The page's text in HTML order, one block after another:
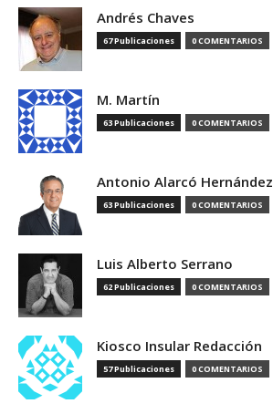
Andrés Chaves
67 Publicaciones 0 COMENTARIOS
M. Martín
63 Publicaciones 0 COMENTARIOS
Antonio Alarcó Hernández
63 Publicaciones 0 COMENTARIOS
Luis Alberto Serrano
62 Publicaciones 0 COMENTARIOS
Kiosco Insular Redacción
57 Publicaciones 0 COMENTARIOS